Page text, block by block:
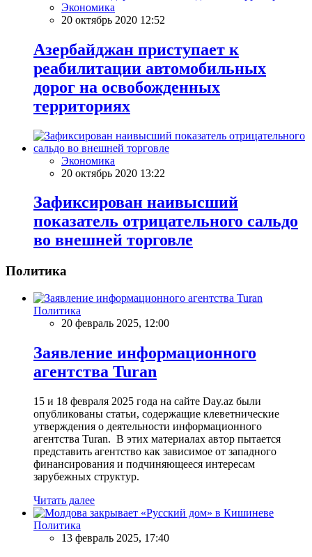
Экономика
20 октябрь 2020 12:52
Азербайджан приступает к
реабилитации автомобильных
дорог на освобожденных
территориях
Экономика
20 октябрь 2020 13:22
Зафиксирован наивысший
показатель отрицательного сальдо
во внешней торговле
Политика
Политика
20 февраль 2025, 12:00
Заявление информационного
агентства Turan
15 и 18 февраля 2025 года на сайте Day.az были
опубликованы статьи, содержащие клеветнические
утверждения о деятельности информационного
агентства Turan. В этих материалах автор пытается
представить агентство как зависимое от западного
финансирования и подчиняющееся интересам
зарубежных структур.
Читать далее
Политика
13 февраль 2025, 17:40